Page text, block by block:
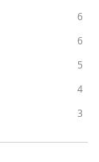
6
6
5
4
3